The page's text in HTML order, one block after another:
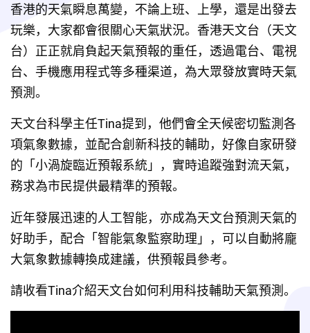
香港的天氣瞬息萬變，不論上班、上學，還是出發去
玩樂，大家都會很關心天氣狀況。香港天文台（天文
台）正正就肩負起天氣預報的重任，透過電台、電視
台、手機應用程式等多種渠道，為大眾發放實時天氣
預測。
天文台科學主任Tina提到，他們會全天候密切監測各
項氣象數據，並配合創新科技的輔助，好像自家研發
的「小渦旋臨近預報系統」，實時追蹤強對流天氣，
務求為市民提供最精準的預報。
近年發展迅速的人工智能，亦成為天文台預測天氣的
好助手，配合「智能氣象監察助理」，可以自動將龐
大氣象數據轉換成建議，供預報員參考。
請收看Tina介紹天文台如何利用科技輔助天氣預測。